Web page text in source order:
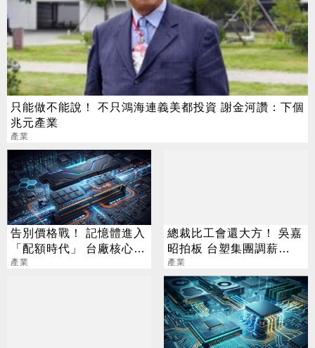
只能做不能說！ 不只鴻海連義美都投資 謝金河讚：下個
兆元產業
產業
告別價格戰！ 記憶體進入
「配額時代」 台廠核心指
標一次看
產業
總裁比工會還大方！ 吳嘉
昭拍板 台塑集團調薪
4.5%
產業